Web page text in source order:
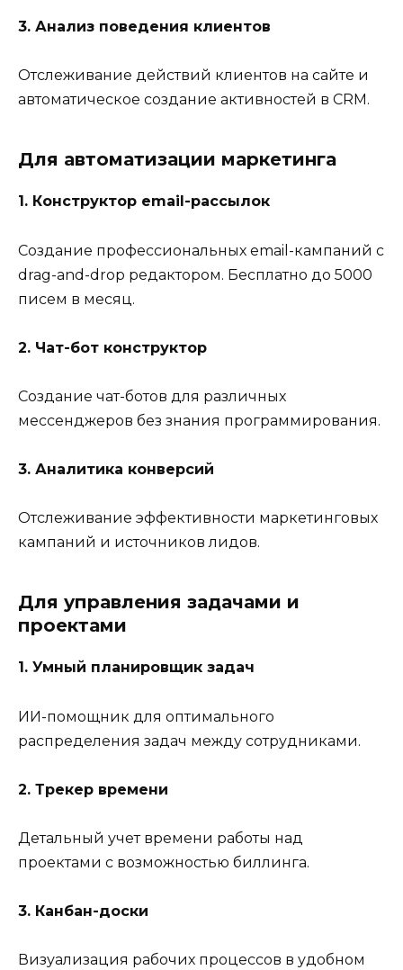
3. Анализ поведения клиентов
Отслеживание действий клиентов на сайте и
автоматическое создание активностей в CRM.
Для автоматизации маркетинга
1. Конструктор email-рассылок
Создание профессиональных email-кампаний с
drag-and-drop редактором. Бесплатно до 5000
писем в месяц.
2. Чат-бот конструктор
Создание чат-ботов для различных
мессенджеров без знания программирования.
3. Аналитика конверсий
Отслеживание эффективности маркетинговых
кампаний и источников лидов.
Для управления задачами и
проектами
1. Умный планировщик задач
ИИ-помощник для оптимального
распределения задач между сотрудниками.
2. Трекер времени
Детальный учет времени работы над
проектами с возможностью биллинга.
3. Канбан-доски
Визуализация рабочих процессов в удобном